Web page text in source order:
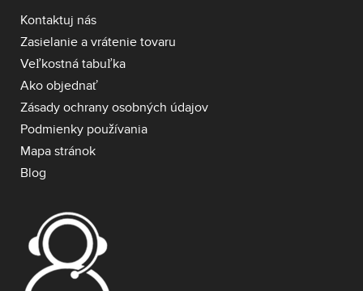
Kontaktuj nás
Zasielanie a vrátenie tovaru
Veľkostná tabuľka
Ako objednať
Zásady ochrany osobných údajov
Podmienky používania
Mapa stránok
Blog